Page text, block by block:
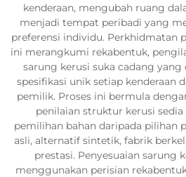
kenderaan, mengubah ruang
menjadi tempat peribadi yang
preferensi individu. Perkhidmatan
ini merangkumi rekabentuk,
sarung kerusi suka cadang
spesifikasi unik setiap kenderaan
pemilik. Proses ini bermula
penilaian struktur kerusi
pemilihan bahan daripada pilihan
asli, alternatif sintetik, fabrik
prestasi. Penyesuaian sarung
menggunakan perisian